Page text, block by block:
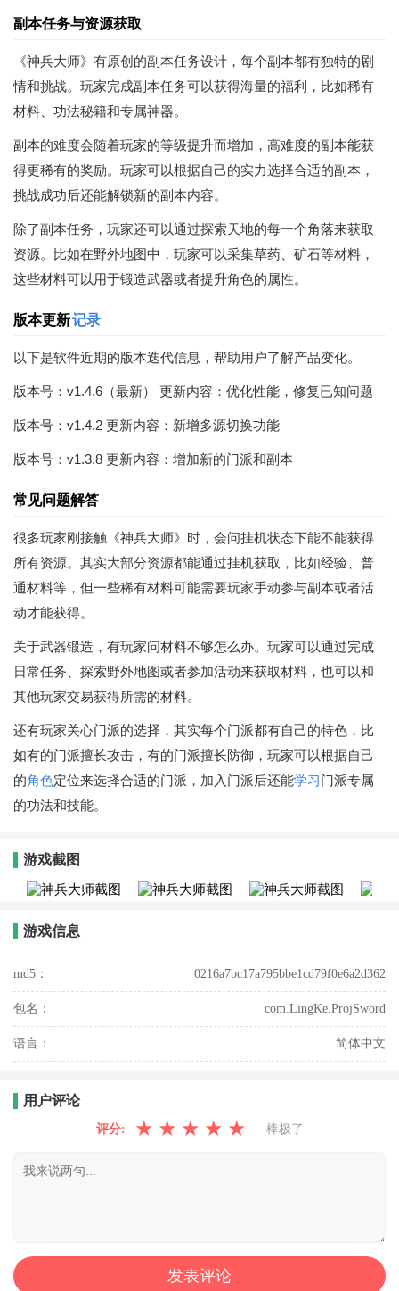
副本任务与资源获取
《神兵大师》有原创的副本任务设计，每个副本都有独特的剧
情和挑战。玩家完成副本任务可以获得海量的福利，比如稀有
材料、功法秘籍和专属神器。
副本的难度会随着玩家的等级提升而增加，高难度的副本能获
得更稀有的奖励。玩家可以根据自己的实力选择合适的副本，
挑战成功后还能解锁新的副本内容。
除了副本任务，玩家还可以通过探索天地的每一个角落来获取
资源。比如在野外地图中，玩家可以采集草药、矿石等材料，
这些材料可以用于锻造武器或者提升角色的属性。
版本更新记录
以下是软件近期的版本迭代信息，帮助用户了解产品变化。
版本号：v1.4.6（最新） 更新内容：优化性能，修复已知问题
版本号：v1.4.2 更新内容：新增多源切换功能
版本号：v1.3.8 更新内容：增加新的门派和副本
常见问题解答
很多玩家刚接触《神兵大师》时，会问挂机状态下能不能获得
所有资源。其实大部分资源都能通过挂机获取，比如经验、普
通材料等，但一些稀有材料可能需要玩家手动参与副本或者活
动才能获得。
关于武器锻造，有玩家问材料不够怎么办。玩家可以通过完成
日常任务、探索野外地图或者参加活动来获取材料，也可以和
其他玩家交易获得所需的材料。
还有玩家关心门派的选择，其实每个门派都有自己的特色，比
如有的门派擅长攻击，有的门派擅长防御，玩家可以根据自己
的角色定位来选择合适的门派，加入门派后还能学习门派专属
的功法和技能。
游戏截图
游戏信息
md5： 0216a7bc17a795bbe1cd79f0e6a2d362
包名： com.LingKe.ProjSword
语言： 简体中文
用户评论
评分: ★ ★ ★ ★ ★ 棒极了